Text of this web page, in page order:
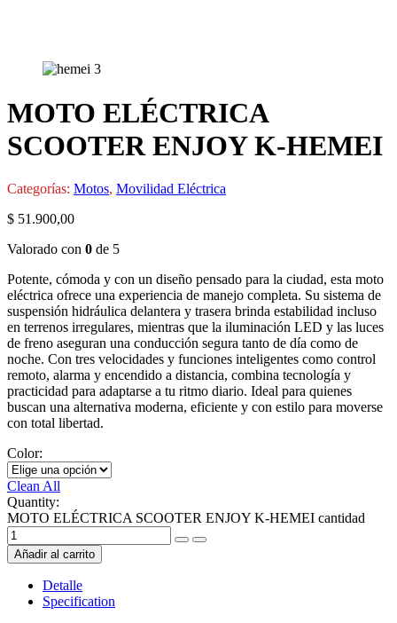
MOTO ELÉCTRICA
SCOOTER ENJOY K-HEMEI
Categorías: Motos, Movilidad Eléctrica
$ 51.900,00
Valorado con 0 de 5
Potente, cómoda y con un diseño pensado para la ciudad, esta moto
eléctrica ofrece una experiencia de manejo completa. Su sistema de
suspensión hidráulica delantera y trasera brinda estabilidad incluso
en terrenos irregulares, mientras que la iluminación LED y las luces
de freno aseguran una conducción segura tanto de día como de
noche. Con tres velocidades y funciones inteligentes como control
remoto, alarma y encendido a distancia, combina tecnología y
practicidad para adaptarse a tu ritmo diario. Ideal para quienes
buscan una alternativa moderna, eficiente y con estilo para moverse
con total libertad.
Color:
Clean All
Quantity:
MOTO ELÉCTRICA SCOOTER ENJOY K-HEMEI cantidad
Añadir al carrito
Detalle
Specification